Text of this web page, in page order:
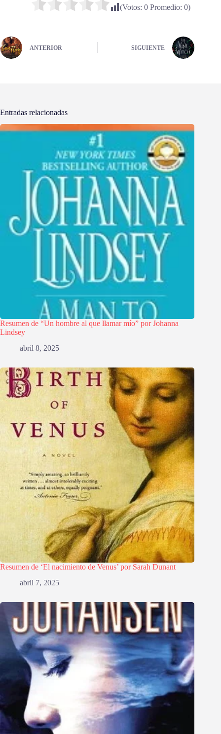
(Votos: 0Promedio: 0)
ANTERIOR SIGUIENTE
Entradas relacionadas
Resumen de “Un hombre al que llamar mío” por Johanna
Lindsey
abril 8, 2025
Resumen de ‘El nacimiento de Venus’ por Sarah Dunant
abril 7, 2025